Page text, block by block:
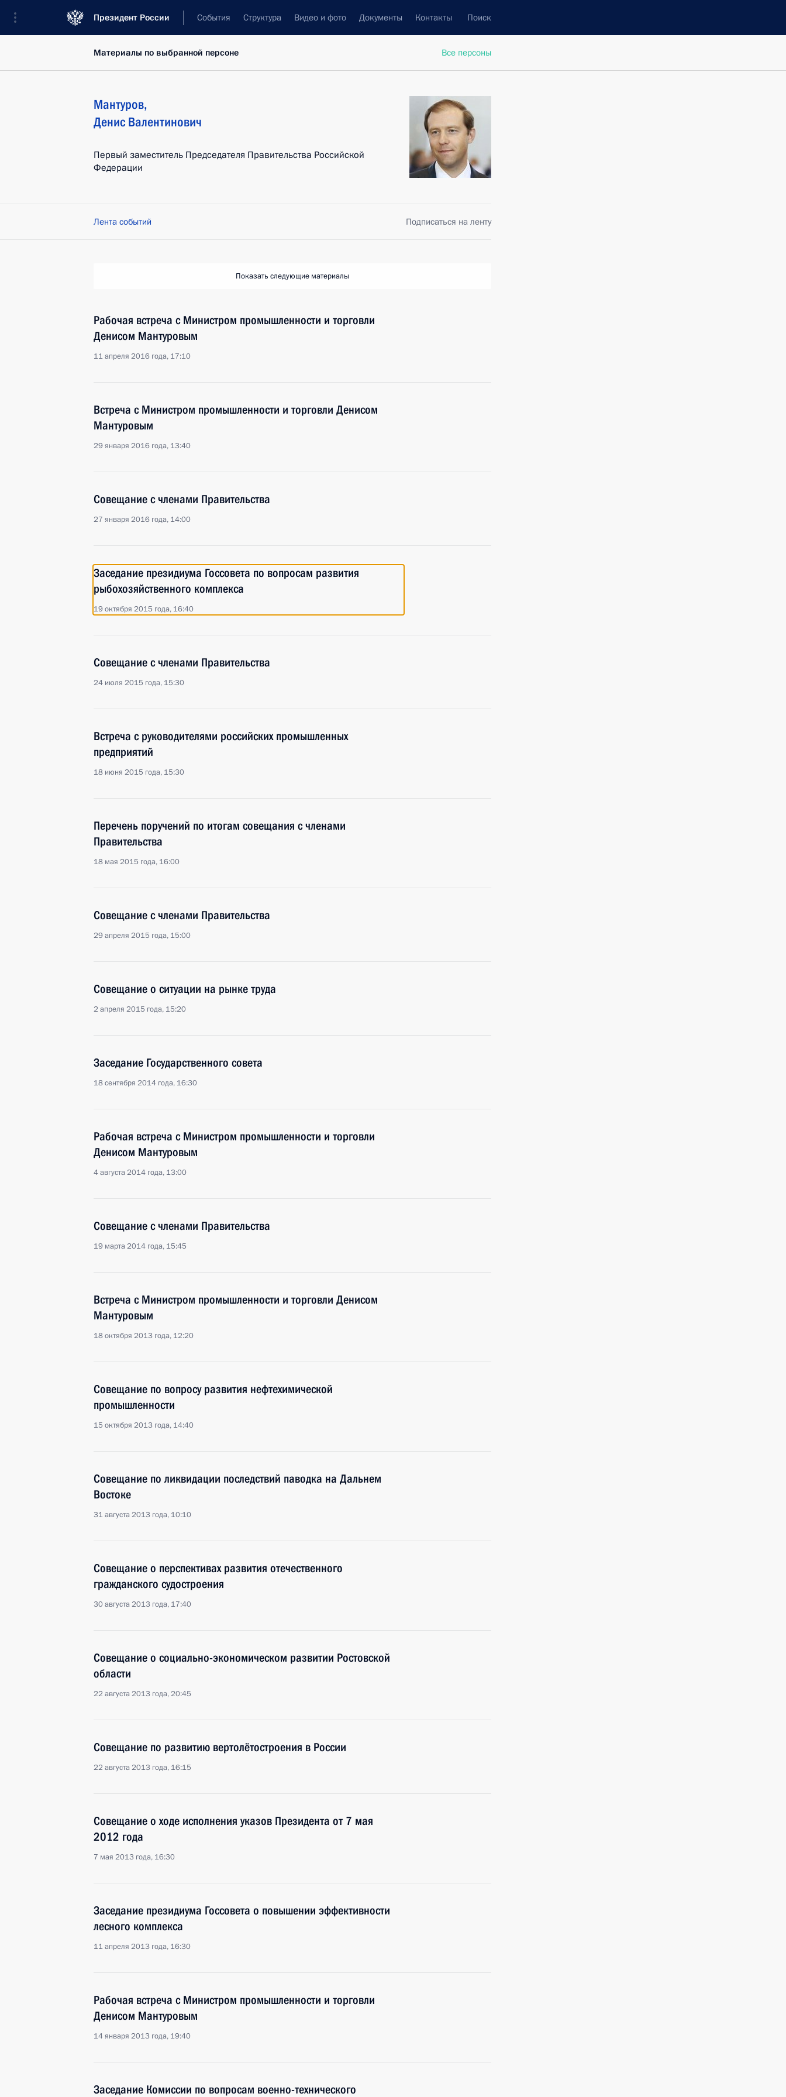
Президент России События Структура Видео и фото Документы Контакты Поиск
Все персоны
Материалы по выбранной персоне
Мантуров,
Денис Валентинович
Первый заместитель Председателя Правительства Российской
Федерации
Лента событий Подписаться на ленту
Показать следующие материалы
Рабочая встреча с Министром промышленности и торговли
Денисом Мантуровым
11 апреля 2016 года, 17:10
Встреча с Министром промышленности и торговли Денисом
Мантуровым
29 января 2016 года, 13:40
Совещание с членами Правительства
27 января 2016 года, 14:00
Заседание президиума Госсовета по вопросам развития
рыбохозяйственного комплекса
19 октября 2015 года, 16:40
Совещание с членами Правительства
24 июля 2015 года, 15:30
Встреча с руководителями российских промышленных
предприятий
18 июня 2015 года, 15:30
Перечень поручений по итогам совещания с членами
Правительства
18 мая 2015 года, 16:00
Совещание с членами Правительства
29 апреля 2015 года, 15:00
Совещание о ситуации на рынке труда
2 апреля 2015 года, 15:20
Заседание Государственного совета
18 сентября 2014 года, 16:30
Рабочая встреча с Министром промышленности и торговли
Денисом Мантуровым
4 августа 2014 года, 13:00
Совещание с членами Правительства
19 марта 2014 года, 15:45
Встреча с Министром промышленности и торговли Денисом
Мантуровым
18 октября 2013 года, 12:20
Совещание по вопросу развития нефтехимической
промышленности
15 октября 2013 года, 14:40
Совещание по ликвидации последствий паводка на Дальнем
Востоке
31 августа 2013 года, 10:10
Совещание о перспективах развития отечественного
гражданского судостроения
30 августа 2013 года, 17:40
Совещание о социально-экономическом развитии Ростовской
области
22 августа 2013 года, 20:45
Совещание по развитию вертолётостроения в России
22 августа 2013 года, 16:15
Совещание о ходе исполнения указов Президента от 7 мая
2012 года
7 мая 2013 года, 16:30
Заседание президиума Госсовета о повышении эффективности
лесного комплекса
11 апреля 2013 года, 16:30
Рабочая встреча с Министром промышленности и торговли
Денисом Мантуровым
14 января 2013 года, 19:40
Заседание Комиссии по вопросам военно-технического